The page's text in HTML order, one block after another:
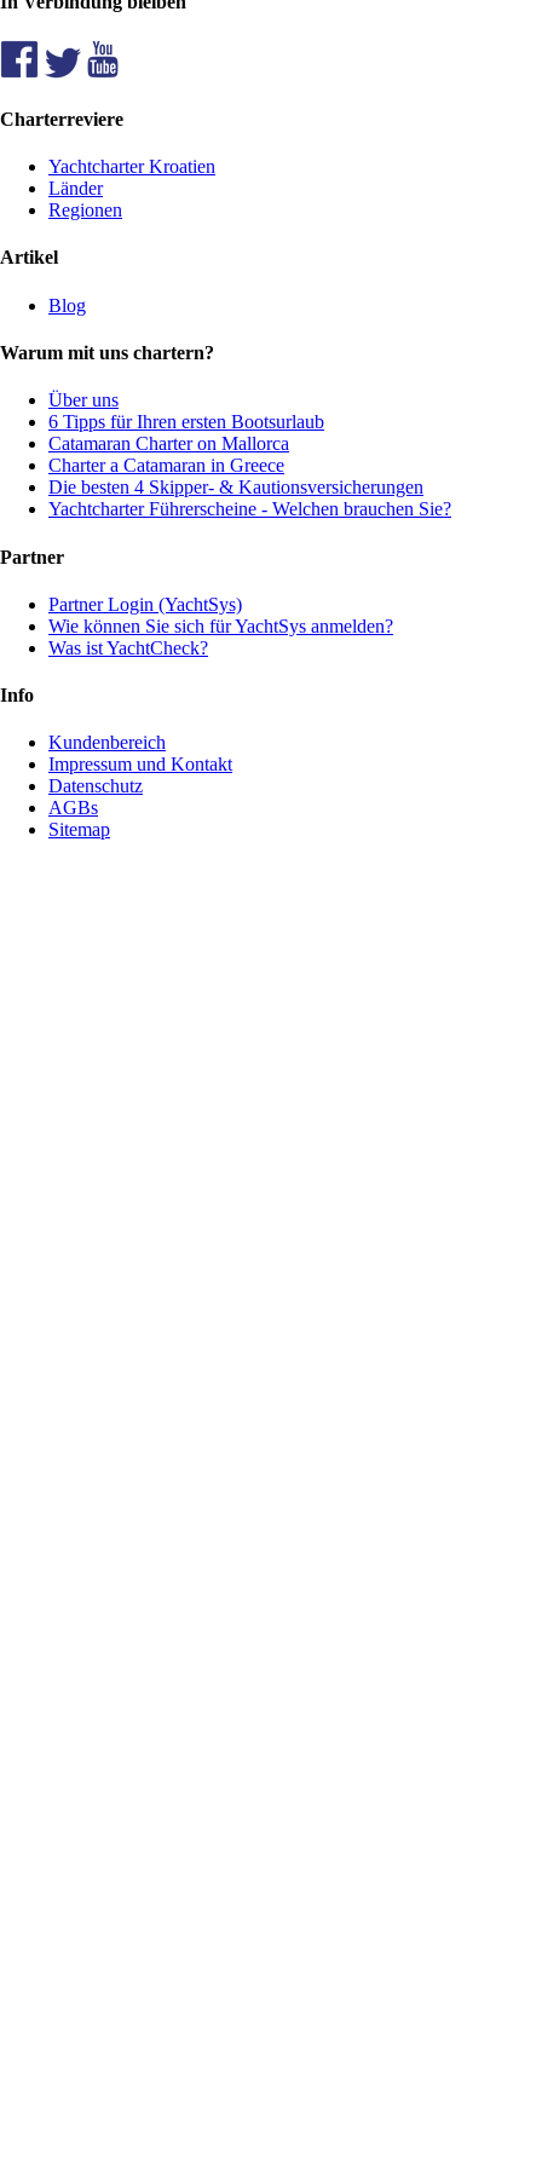
Charterreviere
Yachtcharter Kroatien
Länder
Regionen
Artikel
Blog
Warum mit uns chartern?
Über uns
6 Tipps für Ihren ersten Bootsurlaub
Catamaran Charter on Mallorca
Charter a Catamaran in Greece
Die besten 4 Skipper- & Kautionsversicherungen
Yachtcharter Führerscheine - Welchen brauchen Sie?
Partner
Partner Login (YachtSys)
Wie können Sie sich für YachtSys anmelden?
Was ist YachtCheck?
Info
Kundenbereich
Impressum und Kontakt
Datenschutz
AGBs
Sitemap